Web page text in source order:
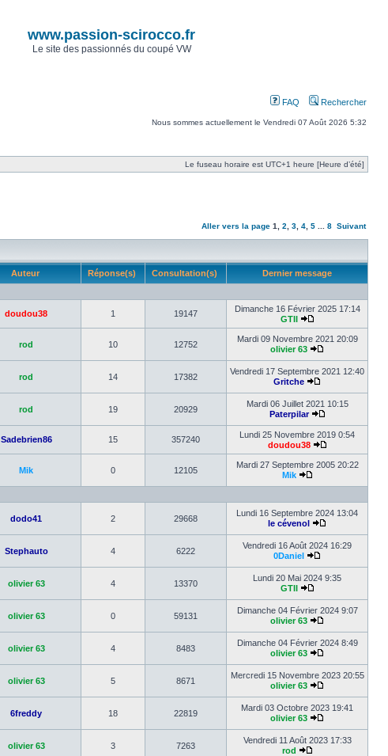
www.passion-scirocco.fr
Le site des passionnés du coupé VW
FAQ Rechercher
Nous sommes actuellement le Vendredi 07 Août 2026 5:32
Le fuseau horaire est UTC+1 heure [Heure d’été]
Aller vers la page 1 2 3 4 5 8 Suivant
Auteur Réponse(s) Consultation(s) Dernier message
doudou38 1 19147
Dimanche 16 Février 2025 17:14
GTII
rod 10 12752
Mardi 09 Novembre 2021 20:09
olivier 63
rod 14 17382
Vendredi 17 Septembre 2021 12:40
Gritche
rod 19 20929
Mardi 06 Juillet 2021 10:15
Paterpilar
Sadebrien86 15 357240
Lundi 25 Novembre 2019 0:54
doudou38
Mik 0 12105
Mardi 27 Septembre 2005 20:22
Mik
dodo41 2 29668
Lundi 16 Septembre 2024 13:04
le cévenol
Stephauto 4 6222
Vendredi 16 Août 2024 16:29
0Daniel
olivier 63 4 13370
Lundi 20 Mai 2024 9:35
GTII
olivier 63 0 59131
Dimanche 04 Février 2024 9:07
olivier 63
olivier 63 4 8483
Dimanche 04 Février 2024 8:49
olivier 63
olivier 63 5 8671
Mercredi 15 Novembre 2023 20:55
olivier 63
6freddy 18 22819
Mardi 03 Octobre 2023 19:41
olivier 63
olivier 63 3 7263
Vendredi 11 Août 2023 17:33
rod